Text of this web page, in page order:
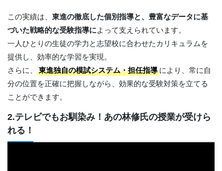
この実績は、 東進の徹底した個別指導と、豊富なデータに基
づいた戦略的な受験指導によって支えられています。
一人ひとりの生徒の学力と志望校に合わせたカリキュラムを
提供し、効率的な学習を実現。
さらに、
東進独自の模試システム・担任指導 により、常に自
分の位置を正確に把握しながら、効果的な受験対策を立てる
ことができます。
2.テレビでもお馴染み！あの林修氏の授業が受けら
れる！